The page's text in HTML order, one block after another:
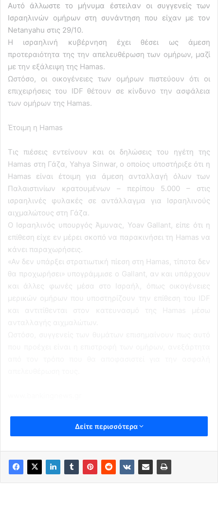
Αυτό άλλωστε το μήνυμα έστειλαν οι συγγενείς των
Ισραηλινών ομήρων στη συνάντηση που είχαν με τον
Netanyahu στις 29/10.
Η ισραηλινή κυβέρνηση έχει θέσει ως άμεση
προτεραιότητα της την απελευθέρωση των ομήρων, μαζί
με την εξάλειψη της Hamas.
Ωστόσο, οι οικογένειες των ομήρων πιστεύουν ότι οι
επιχειρήσεις του IDF θέτουν σε κίνδυνο την ασφάλεια
των ομήρων της Hamas.
Έτοιμη η Hamas
Τις πιέσεις εντείνουν και οι δηλώσεις του ηγέτη της
Hamas στη Γάζα, Yahya Sinwar, ο οποίος υποστήριξε ότι η
Hamas είναι έτοιμη για άμεση ανταλλαγή όλων των
Παλαιστινίων κρατουμένων – περίπου 5.000 – στις
ισραηλινές φυλακές σε αντάλλαγμα για Ισραηλινούς
αιχμαλώτους στη Γάζα.
Ο Ισραηλινός υπουργός Άμυνας, Yoav Gallant, είπε ότι η
επίθεση είχε εν μέρει σκοπό να παρακινήσει τη Hamas να
κάνει παραχωρήσεις.
«Αν δεν υπάρξει στρατιωτική πίεση στη Hamas, τίποτα δεν
θα προχωρήσει» υπογράμμισε ο Gallant, αν και υπάρχουν
και άλλες φωνές μέσα στο Ισραήλ, όπως οικογένειες
μερικών ομήρων που υποστηρίζουν την επίθεση του IDF
και αντιτίθενται στον κατευνασμό της Hamas μέσω
Δείτε περισσότερα